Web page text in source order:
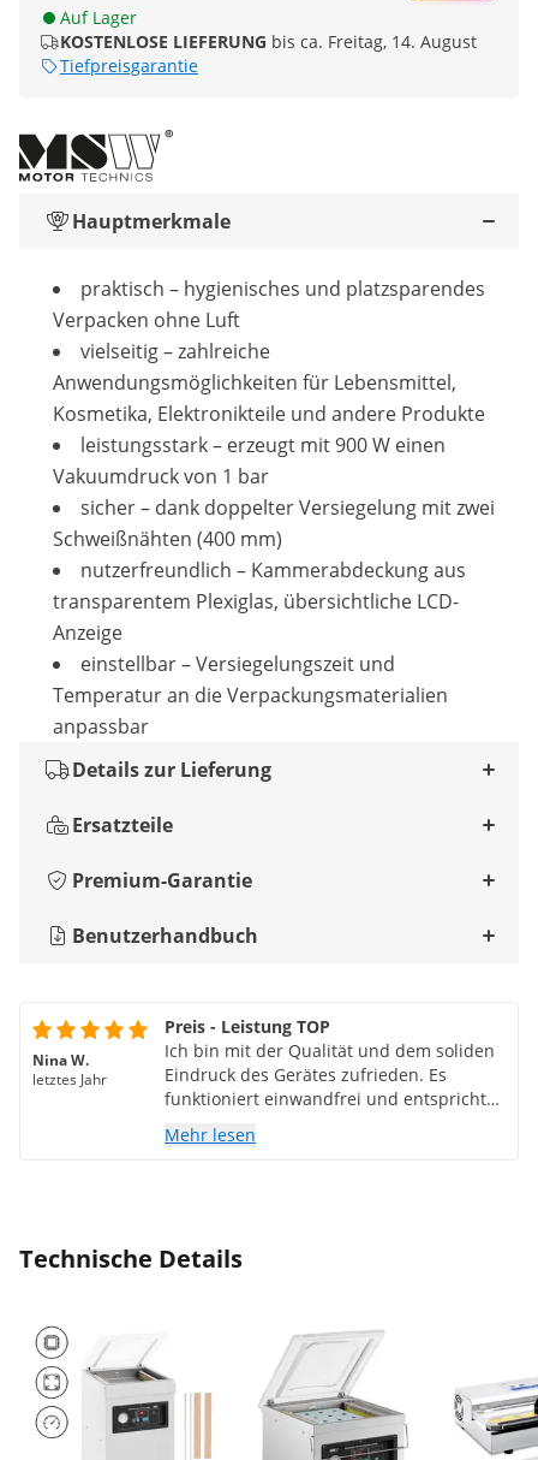
Auf Lager
KOSTENLOSE LIEFERUNG bis ca. Freitag, 14. August
Tiefpreisgarantie
Hauptmerkmale
praktisch – hygienisches und platzsparendes
Verpacken ohne Luft
vielseitig – zahlreiche
Anwendungsmöglichkeiten für Lebensmittel,
Kosmetika, Elektronikteile und andere Produkte
leistungsstark – erzeugt mit 900 W einen
Vakuumdruck von 1 bar
sicher – dank doppelter Versiegelung mit zwei
Schweißnähten (400 mm)
nutzerfreundlich – Kammerabdeckung aus
transparentem Plexiglas, übersichtliche LCD-
Anzeige
einstellbar – Versiegelungszeit und
Temperatur an die Verpackungsmaterialien
anpassbar
Details zur Lieferung
Ersatzteile
Premium-Garantie
Benutzerhandbuch
Nina W.
letztes Jahr
Preis - Leistung TOP
Ich bin mit der Qualität und dem soliden
Eindruck des Gerätes zufrieden. Es
funktioniert einwandfrei und entspricht
meinen Erwartungen. Viele Funktionen
und Möglichkeiten. Die Preis - Leistung ist
Mehr lesen
Technische Details